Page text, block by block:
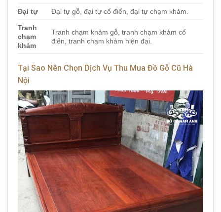
Đại tự Đại tự gỗ, đại tự cổ điển, đại tự chạm khảm.
Tranh
chạm
khảm
Tranh chạm khảm gỗ, tranh chạm khảm cổ
điển, tranh chạm khảm hiện đại.
Tại Sao Nên Chọn Dịch Vụ Thu Mua Đồ Gỗ Cũ Hà
Nội